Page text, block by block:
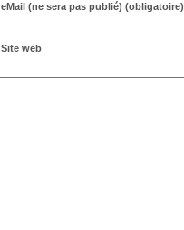
eMail (ne sera pas publié) (obligatoire)
Site web